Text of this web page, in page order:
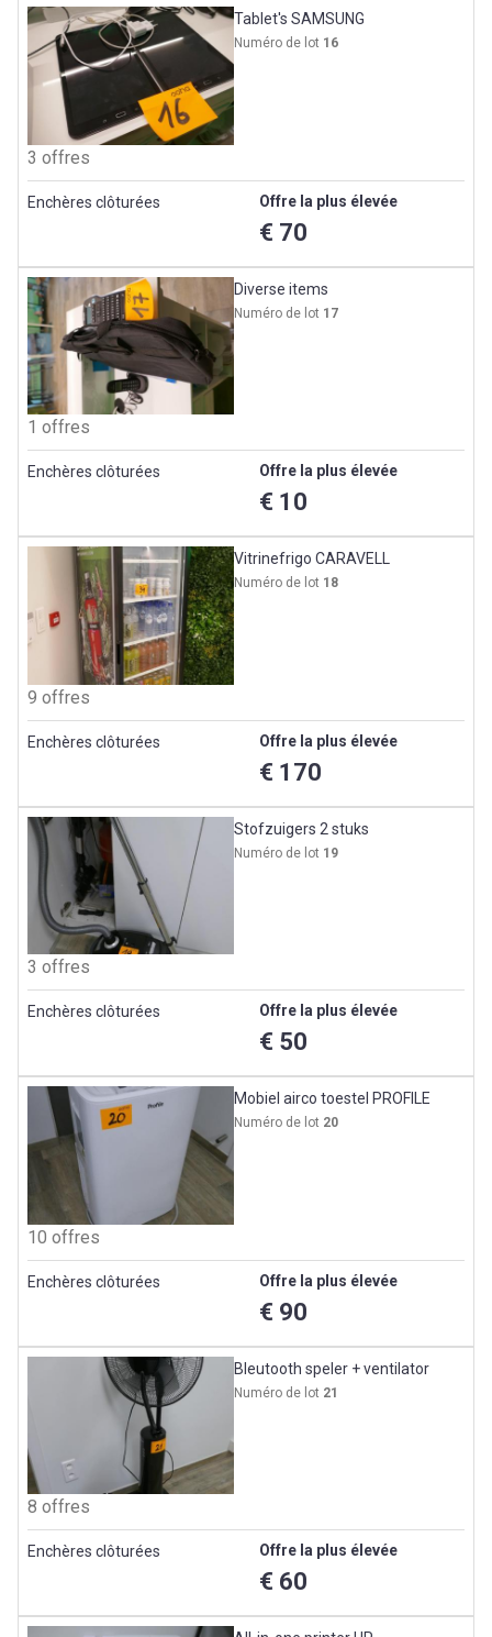
Tablet's SAMSUNG
Numéro de lot 16
3 offres
Enchères clôturées Offre la plus élevée
€ 70
Diverse items
Numéro de lot 17
1 offres
Enchères clôturées Offre la plus élevée
€ 10
Vitrinefrigo CARAVELL
Numéro de lot 18
9 offres
Enchères clôturées Offre la plus élevée
€ 170
Stofzuigers 2 stuks
Numéro de lot 19
3 offres
Enchères clôturées Offre la plus élevée
€ 50
Mobiel airco toestel PROFILE
Numéro de lot 20
10 offres
Enchères clôturées Offre la plus élevée
€ 90
Bleutooth speler + ventilator
Numéro de lot 21
8 offres
Enchères clôturées Offre la plus élevée
€ 60